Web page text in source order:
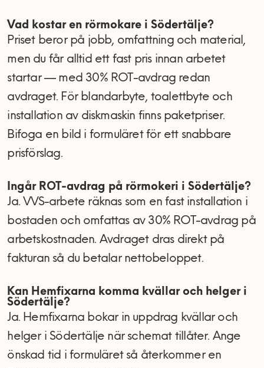
Vad kostar en rörmokare i Södertälje?
Priset beror på jobb, omfattning och material,
men du får alltid ett fast pris innan arbetet
startar — med 30% ROT-avdrag redan
avdraget. För blandarbyte, toalettbyte och
installation av diskmaskin finns paketpriser.
Bifoga en bild i formuläret för ett snabbare
prisförslag.
Ingår ROT-avdrag på rörmokeri i Södertälje?
Ja. VVS-arbete räknas som en fast installation i
bostaden och omfattas av 30% ROT-avdrag på
arbetskostnaden. Avdraget dras direkt på
fakturan så du betalar nettobeloppet.
Kan Hemfixarna komma kvällar och helger i
Södertälje?
Ja. Hemfixarna bokar in uppdrag kvällar och
helger i Södertälje när schemat tillåter. Ange
önskad tid i formuläret så återkommer en